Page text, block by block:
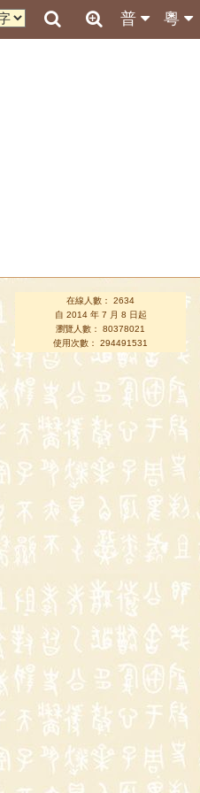
粵
普
在線人數： 2634
自 2014 年 7 月 8 日起
瀏覽人數： 80378021
使用次數： 294491531